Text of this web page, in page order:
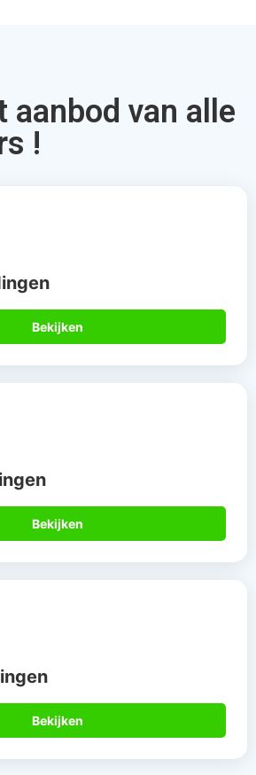
aanbod van alle
!
Bekijken
Bekijken
Bekijken